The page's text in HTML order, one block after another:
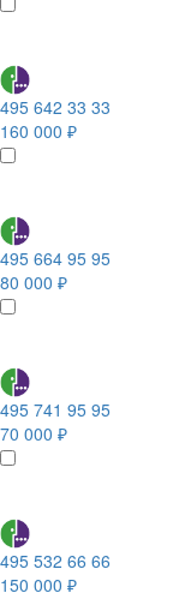
495 642 33 33
160 000 ₽
495 664 95 95
80 000 ₽
495 741 95 95
70 000 ₽
495 532 66 66
150 000 ₽